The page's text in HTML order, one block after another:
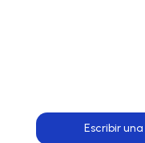
Escribir